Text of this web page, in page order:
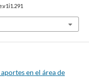
en el área de